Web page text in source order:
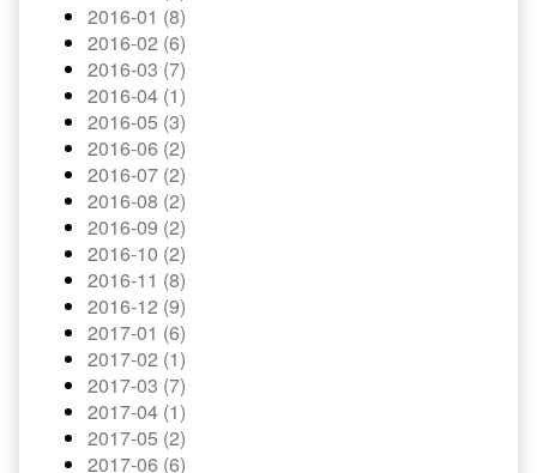
2016-01 (8)
2016-02 (6)
2016-03 (7)
2016-04 (1)
2016-05 (3)
2016-06 (2)
2016-07 (2)
2016-08 (2)
2016-09 (2)
2016-10 (2)
2016-11 (8)
2016-12 (9)
2017-01 (6)
2017-02 (1)
2017-03 (7)
2017-04 (1)
2017-05 (2)
2017-06 (6)